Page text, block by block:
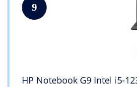
9
HP Notebook G9 Intel i5-